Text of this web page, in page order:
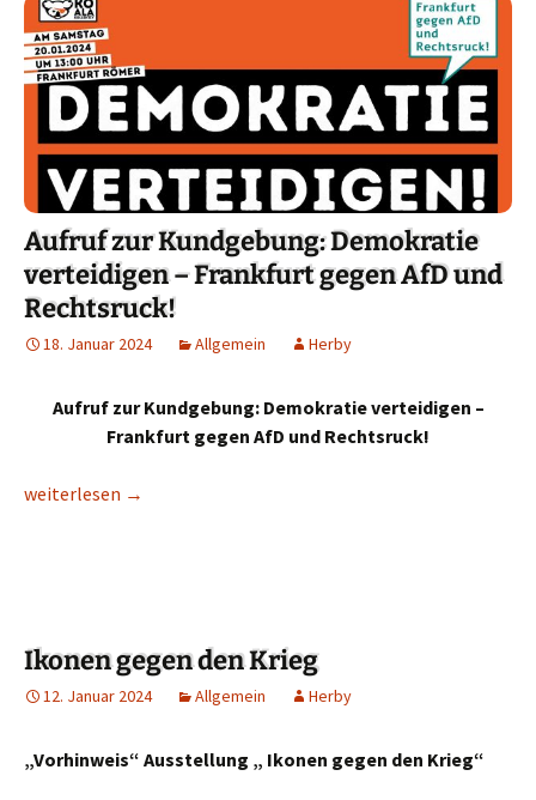
Aufruf zur Kundgebung: Demokratie
verteidigen – Frankfurt gegen AfD und
Rechtsruck!
18. Januar 2024 Allgemein Herby
Aufruf zur Kundgebung: Demokratie verteidigen –
Frankfurt gegen AfD und Rechtsruck!
Aufruf zur Kundgebung: Demokratie verteidigen – Frankfurt
weiterlesen →
Ikonen gegen den Krieg
12. Januar 2024 Allgemein Herby
„Vorhinweis“ Ausstellung „ Ikonen gegen den Krieg“